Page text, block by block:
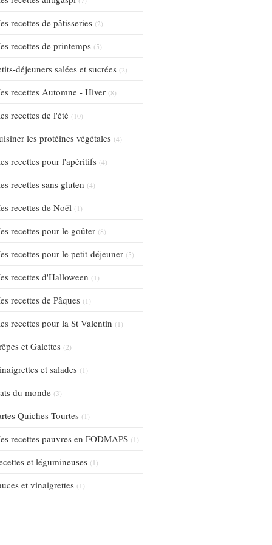
recettes de pâtisseries (2)
recettes de printemps (5)
déjeuners salées et sucrées (2)
recettes Automne - Hiver (8)
recettes de l'été (10)
les protéines végétales (4)
recettes pour l'apéritifs (4)
recettes sans gluten (4)
recettes de Noël (1)
recettes pour le goûter (8)
recettes pour le petit-déjeuner (5)
recettes d'Halloween (1)
recettes de Pâques (1)
recettes pour la St Valentin (1)
et Galettes (2)
et salades (1)
du monde (3)
Quiches Tourtes (1)
recettes pauvres en FODMAPS (1)
et légumineuses (1)
et vinaigrettes (1)